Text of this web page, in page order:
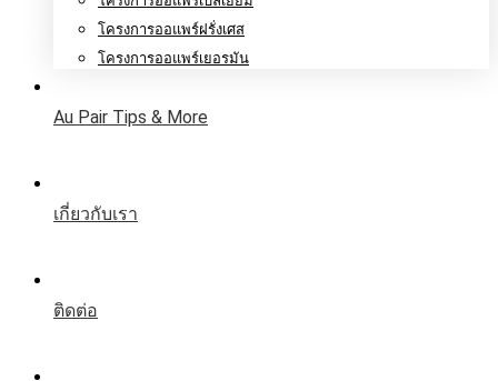
โครงการออแพร์ฝรั่งเศส
โครงการออแพร์เยอรมัน
Au Pair Tips & More
เกี่ยวกับเรา
ติดต่อ